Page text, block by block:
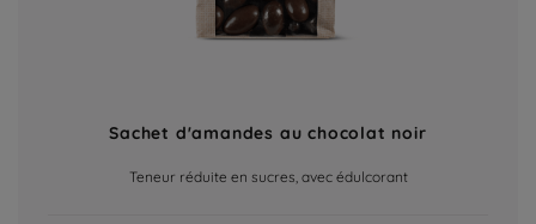
Sachet d'amandes au chocolat noir
Teneur réduite en sucres, avec édulcorant